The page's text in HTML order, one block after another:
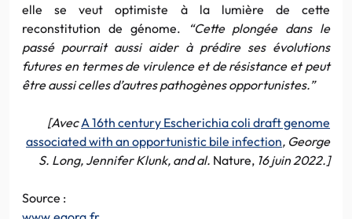
elle se veut optimiste à la lumière de cette
reconstitution de génome.
“Cette plongée dans le
passé pourrait aussi aider à prédire ses évolutions
futures en termes de virulence et de résistance et peut
être aussi celles d’autres pathogènes opportunistes.”
[Avec A 16th century Escherichia coli draft genome
associated with an opportunistic bile infection, George
S. Long, Jennifer Klunk, and al. Nature, 16 juin 2022.]
Source :